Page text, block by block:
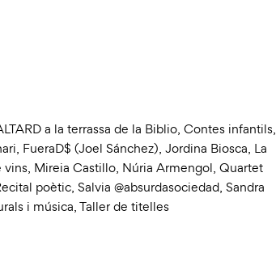
a la terrassa de la Biblio, Contes infantils,
, FueraD$ (Joel Sánchez), Jordina Biosca, La
vins, Mireia Castillo, Núria Armengol, Quartet
poètic, Salvia @absurdasociedad, Sandra
i música,Taller de titelles